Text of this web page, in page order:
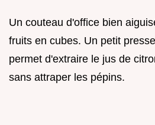
Un couteau d'office bien
fruits en cubes. Un petit
permet d'extraire le jus de
sans attraper les pépins.